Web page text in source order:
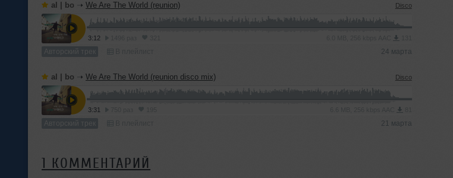
al | bo ➝ We Are The World (reunion) Disco
3:12
Авторский трек 24 марта
al | bo ➝ We Are The World (reunion disco mix) Disco
3:31
Авторский трек 21 марта
1 КОММЕНТАРИЙ